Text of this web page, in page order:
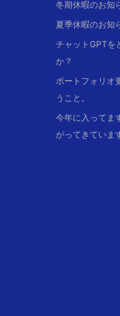
冬期休暇のお知
夏季休暇のお知
チャットGPTを
か？
ポートフォリオ
うこと。
今年に入ってま
がってきていま